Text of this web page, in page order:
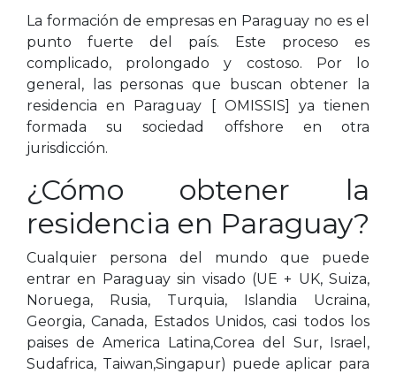
La formación de empresas en Paraguay no es el
punto fuerte del país. Este proceso es
complicado, prolongado y costoso. Por lo
general, las personas que buscan obtener la
residencia en Paraguay [ OMISSIS] ya tienen
formada su sociedad offshore en otra
jurisdicción.
¿Cómo obtener la
residencia en Paraguay?
Cualquier persona del mundo que puede
entrar en Paraguay sin visado (UE + UK, Suiza,
Noruega, Rusia, Turquia, Islandia Ucraina,
Georgia, Canada, Estados Unidos, casi todos los
paises de America Latina,Corea del Sur, Israel,
Sudafrica, Taiwan,Singapur) puede aplicar para